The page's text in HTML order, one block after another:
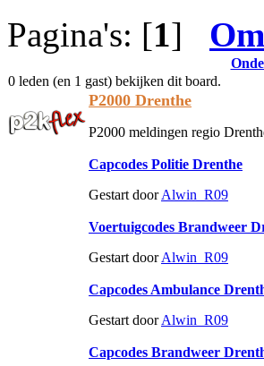
Pagina's: [1]
0 leden (en 1 gast) bekijken dit board.
P2000 Drenthe
P2000 meldingen regio
Capcodes Politie Drenthe
Gestart doorAlwin_R09
Voertuigcodes Brandweer
Gestart doorAlwin_R09
Capcodes Ambulance
Gestart doorAlwin_R09
Capcodes Brandweer